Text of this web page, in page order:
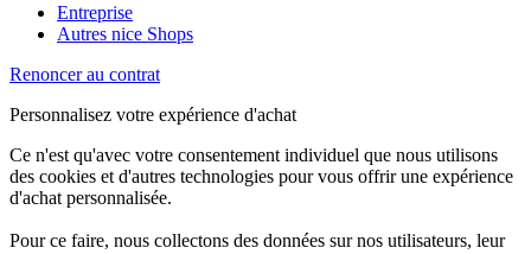
Entreprise
Autres nice Shops
Renoncer au contrat
Personnalisez votre expérience d'achat
Ce n'est qu'avec votre consentement individuel que nous utilisons
des cookies et d'autres technologies pour vous offrir une expérience
d'achat personnalisée.
Pour ce faire, nous collectons des données sur nos utilisateurs, leur